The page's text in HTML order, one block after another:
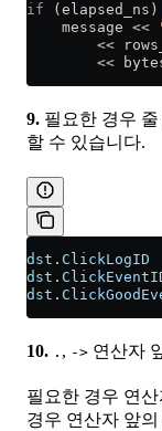
if (elapsed_ns)
    message
<<
        <<
        <<
9. 필요한 경우
할 수 있습니다.
dst . ClickLogID
dst .
dst .
10. . , -> 연산자
필요한 경우 연
경우 연산자 앞